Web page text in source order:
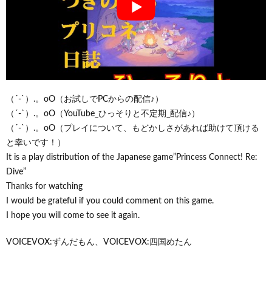
（´-`）.。oO（お試しでPCからの配信♪）
（´-`）.。oO（YouTube_ひっそりと不定期_配信♪）
（´-`）.。oO（プレイについて、もどかしさがあれば助けて頂ける
と幸いです！）
It is a play distribution of the Japanese game”Princess Connect! Re:
Dive”
Thanks for watching
I would be grateful if you could comment on this game.
I hope you will come to see it again.
VOICEVOX:ずんだもん、VOICEVOX:四国めたん